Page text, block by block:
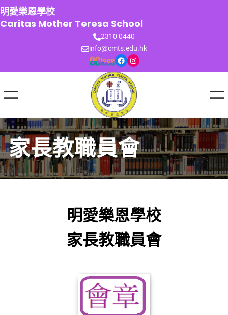
跳
至
主
明愛樂恩學校
Caritas Mother Teresa School
2310 0440
info@cmts.edu.hk
Facebook Instagram
家長教職員會
明愛樂恩學校
家長教職員會